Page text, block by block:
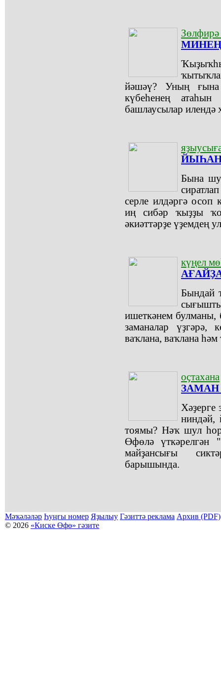
МИНЕҢ
йәшәү? Уның ғына
күбеһенең
башлаусылар илендә
Бына
серле илдәргә осоп
иң сибәр ҡыҙҙы
әкиәттәрҙе үҙемдең
күңел
Бындай
ишеткәнем булманы,
заманалар үҙгәрә,
ваҡлана, ваҡлана һәм
оҫтахана
ниндәй,
тоямы? Нәҡ шул
Өфөлә үткәрелгән
майҙансығы
барышында.
Мәҡәләләр Һуңғы номер Яҙылыу Гәзиттә реклама Архив (PDF)
© 2026 «Киске Өфө» гәзите